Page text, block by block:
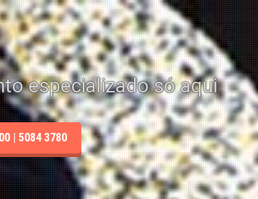
especializado só aqui
| 5084 3780